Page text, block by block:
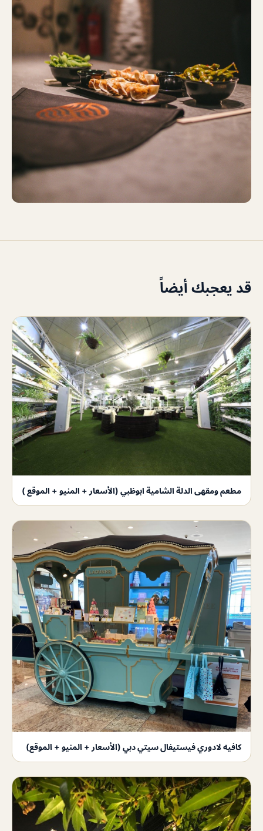
قد يعجبك أيضاً
مطعم ومقهى الدلة الشامية ابوظبي (الأسعار + المنيو + الموقع )
كافيه لادوري فيستيفال سيتي دبي (الأسعار + المنيو + الموقع)